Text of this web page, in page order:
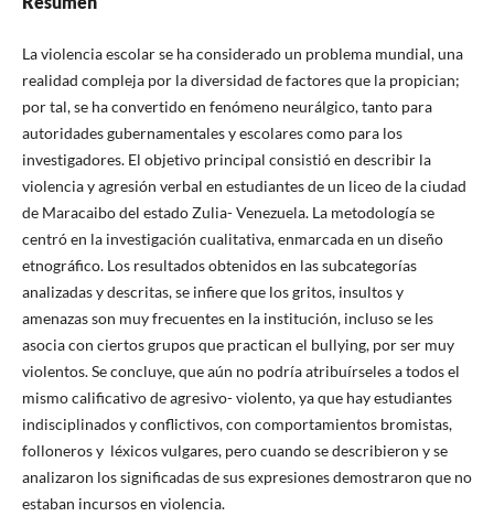
La violencia escolar se ha considerado un problema mundial, una
realidad compleja por la diversidad de factores que la propician;
por tal, se ha convertido en fenómeno neurálgico, tanto para
autoridades gubernamentales y escolares como para los
investigadores. El objetivo principal consistió en describir la
violencia y agresión verbal en estudiantes de un liceo de la ciudad
de Maracaibo del estado Zulia- Venezuela. La metodología se
centró en la investigación cualitativa, enmarcada en un diseño
etnográfico. Los resultados obtenidos en las subcategorías
analizadas y descritas, se infiere que los gritos, insultos y
amenazas son muy frecuentes en la institución, incluso se les
asocia con ciertos grupos que practican el bullying, por ser muy
violentos. Se concluye, que aún no podría atribuírseles a todos el
mismo calificativo de agresivo- violento, ya que hay estudiantes
indisciplinados y conflictivos, con comportamientos bromistas,
folloneros y léxicos vulgares, pero cuando se describieron y se
analizaron los significadas de sus expresiones demostraron que no
estaban incursos en violencia.